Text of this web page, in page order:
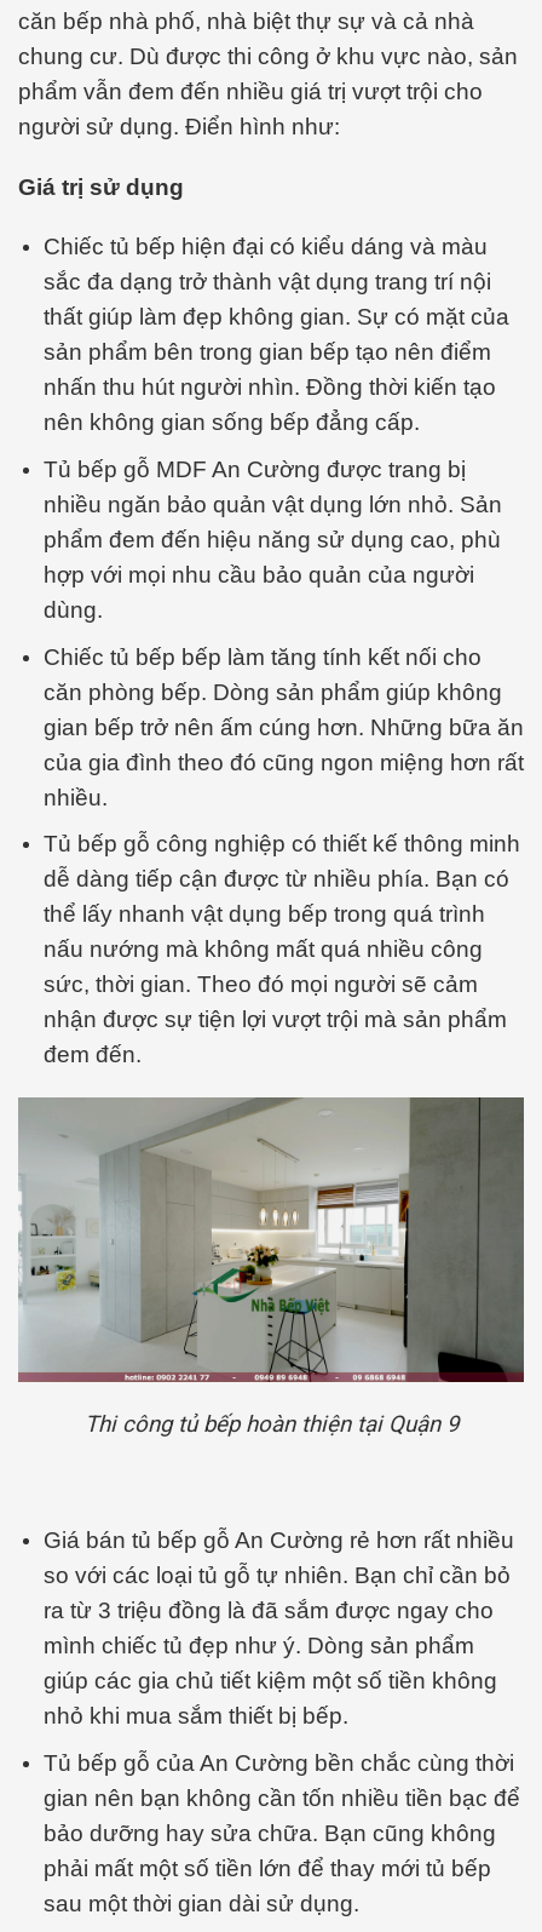
căn bếp nhà phố, nhà biệt thự sự và cả nhà
chung cư. Dù được thi công ở khu vực nào, sản
phẩm vẫn đem đến nhiều giá trị vượt trội cho
người sử dụng. Điển hình như:
Giá trị sử dụng
Chiếc tủ bếp hiện đại có kiểu dáng và màu
sắc đa dạng trở thành vật dụng trang trí nội
thất giúp làm đẹp không gian. Sự có mặt của
sản phẩm bên trong gian bếp tạo nên điểm
nhấn thu hút người nhìn. Đồng thời kiến tạo
nên không gian sống bếp đẳng cấp.
Tủ bếp gỗ MDF An Cường được trang bị
nhiều ngăn bảo quản vật dụng lớn nhỏ. Sản
phẩm đem đến hiệu năng sử dụng cao, phù
hợp với mọi nhu cầu bảo quản của người
dùng.
Chiếc tủ bếp bếp làm tăng tính kết nối cho
căn phòng bếp. Dòng sản phẩm giúp không
gian bếp trở nên ấm cúng hơn. Những bữa ăn
của gia đình theo đó cũng ngon miệng hơn rất
nhiều.
Tủ bếp gỗ công nghiệp có thiết kế thông minh
dễ dàng tiếp cận được từ nhiều phía. Bạn có
thể lấy nhanh vật dụng bếp trong quá trình
nấu nướng mà không mất quá nhiều công
sức, thời gian. Theo đó mọi người sẽ cảm
nhận được sự tiện lợi vượt trội mà sản phẩm
đem đến.
Thi công tủ bếp hoàn thiện tại Quận 9
Giá bán tủ bếp gỗ An Cường rẻ hơn rất nhiều
so với các loại tủ gỗ tự nhiên. Bạn chỉ cần bỏ
ra từ 3 triệu đồng là đã sắm được ngay cho
mình chiếc tủ đẹp như ý. Dòng sản phẩm
giúp các gia chủ tiết kiệm một số tiền không
nhỏ khi mua sắm thiết bị bếp.
Tủ bếp gỗ của An Cường bền chắc cùng thời
gian nên bạn không cần tốn nhiều tiền bạc để
bảo dưỡng hay sửa chữa. Bạn cũng không
phải mất một số tiền lớn để thay mới tủ bếp
sau một thời gian dài sử dụng.